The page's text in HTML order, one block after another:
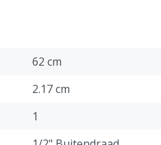
62 cm
2.17 cm
1